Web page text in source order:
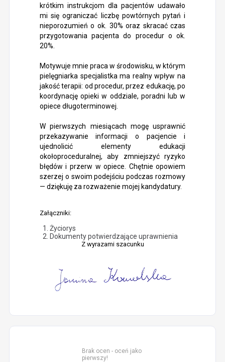
krótkim instrukcjom dla pacjentów udawało
mi się ograniczać liczbę powtórnych pytań i
nieporozumień o ok. 30% oraz skracać czas
przygotowania pacjenta do procedur o ok.
20%.
Motywuje mnie praca w środowisku, w którym
pielęgniarka specjalistka ma realny wpływ na
jakość terapii: od procedur, przez edukację, po
koordynację opieki w oddziale, poradni lub w
opiece długoterminowej.
W pierwszych miesiącach mogę usprawnić
przekazywanie informacji o pacjencie i
ujednolicić elementy edukacji
okołoproceduralnej, aby zmniejszyć ryzyko
błędów i przerw w opiece. Chętnie opowiem
szerzej o swoim podejściu podczas rozmowy
— dziękuję za rozważenie mojej kandydatury.
Załączniki:
Życiorys
Dokumenty potwierdzające uprawnienia
Z wyrazami szacunku
Brak ocen - oceń jako
pierwszy!